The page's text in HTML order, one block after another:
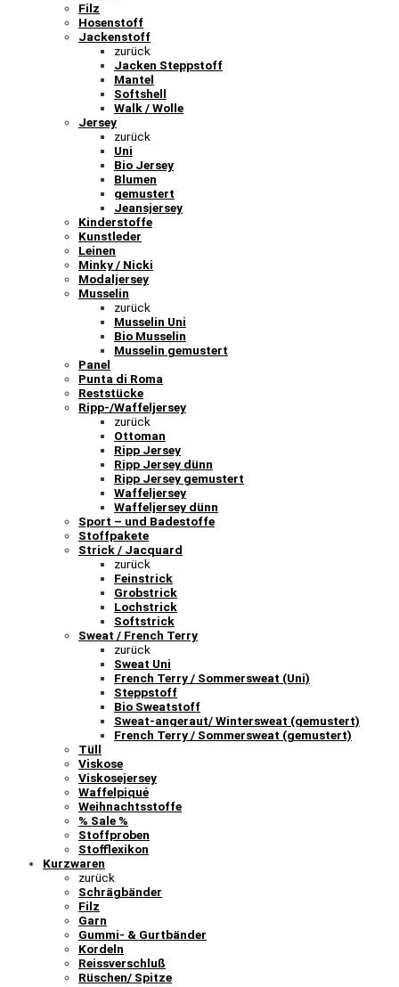
Filz
Hosenstoff
Jackenstoff
zurück
Jacken Steppstoff
Mantel
Softshell
Walk / Wolle
Jersey
zurück
Uni
Bio Jersey
Blumen
gemustert
Jeansjersey
Kinderstoffe
Kunstleder
Leinen
Minky / Nicki
Modaljersey
Musselin
zurück
Musselin Uni
Bio Musselin
Musselin gemustert
Panel
Punta di Roma
Reststücke
Ripp-/Waffeljersey
zurück
Ottoman
Ripp Jersey
Ripp Jersey dünn
Ripp Jersey gemustert
Waffeljersey
Waffeljersey dünn
Sport – und Badestoffe
Stoffpakete
Strick / Jacquard
zurück
Feinstrick
Grobstrick
Lochstrick
Softstrick
Sweat / French Terry
zurück
Sweat Uni
French Terry / Sommersweat (Uni)
Steppstoff
Bio Sweatstoff
Sweat-angeraut/ Wintersweat (gemustert)
French Terry / Sommersweat (gemustert)
Tüll
Viskose
Viskosejersey
Waffelpiqué
Weihnachtsstoffe
% Sale %
Stoffproben
Stofflexikon
Kurzwaren
zurück
Schrägbänder
Filz
Garn
Gummi- & Gurtbänder
Kordeln
Reissverschluß
Rüschen/ Spitze